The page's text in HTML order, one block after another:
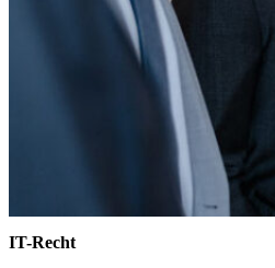
IT-Recht